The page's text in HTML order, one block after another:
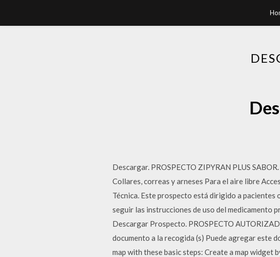
Descargar. PROSPECTO ZIPYRAN PLUS
Collares, correas y arneses Para el aire libre
Técnica. Este prospecto está dirigido a
seguir las instrucciones de uso del medicamento
Descargar Prospecto. PROSPECTO
documento a la recogida (s) Puede agregar este
map with these basic steps: Create a map widget